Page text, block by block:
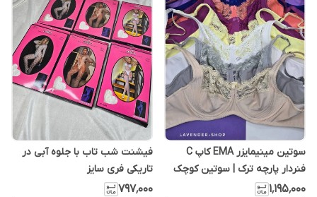
سوتین مینیمایزر EMA کاپ C
فنردار پارچه ترک | سوتین کوچک
کننده و فرم دهنده سینه
۱٬۱۹۵٬۰۰۰
فیشنت شب تاب با جلوه آبی در
تاریکی فری سایز
۷۹۷٬۰۰۰